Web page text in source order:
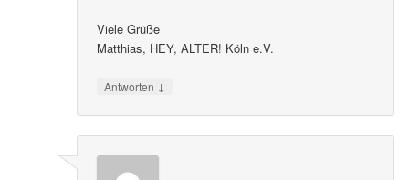
Viele Grüße
Matthias, HEY, ALTER! Köln e.V.
Antworten ↓